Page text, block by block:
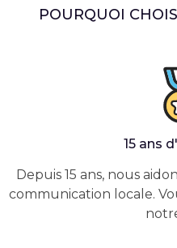
POURQUOI
15 ans
Depuis 15 ans, nous
communication locale.